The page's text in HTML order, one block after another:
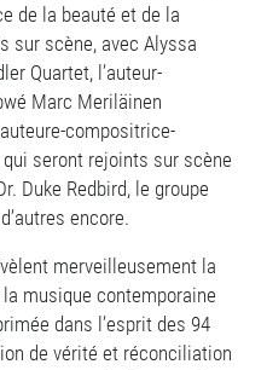
de la beauté et de la
sur scène, avec Alyssa
Quartet, l’auteur-
Marc Meriläinen
compositrice-
seront rejoints sur scène
Duke Redbird, le groupe
encore.
merveilleusement la
musique contemporaine
dans l’esprit des 94
de vérité et réconciliation